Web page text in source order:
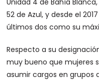
Unidad 4 de Bahía
52 de Azul, y desde el
últimos dos como su
Respecto a su
muy bueno que mujeres
asumir cargos en grupos